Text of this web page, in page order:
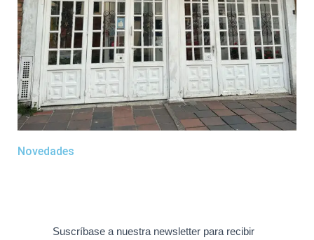
Novedades
Suscríbase a nuestra newsletter para recibir